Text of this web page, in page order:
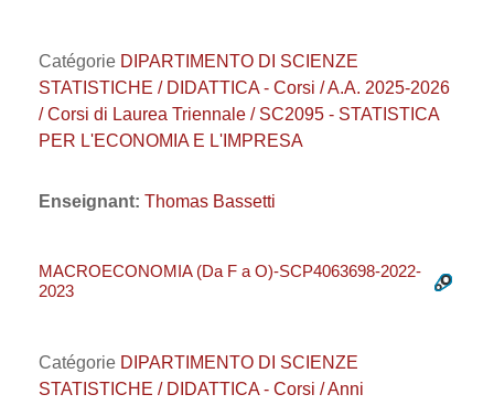
Catégorie DIPARTIMENTO DI SCIENZE
STATISTICHE / DIDATTICA - Corsi / A.A. 2025-2026
/ Corsi di Laurea Triennale / SC2095 - STATISTICA
PER L'ECONOMIA E L'IMPRESA
Enseignant: Thomas Bassetti
MACROECONOMIA (Da F a O)-SCP4063698-2022-
2023
Catégorie DIPARTIMENTO DI SCIENZE
STATISTICHE / DIDATTICA - Corsi / Anni